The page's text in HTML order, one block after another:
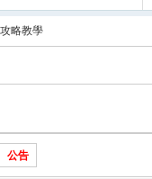
攻略教學
公告